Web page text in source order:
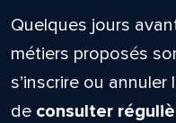
Quelques jours
métiers proposés
s’inscrire ou
de consulter